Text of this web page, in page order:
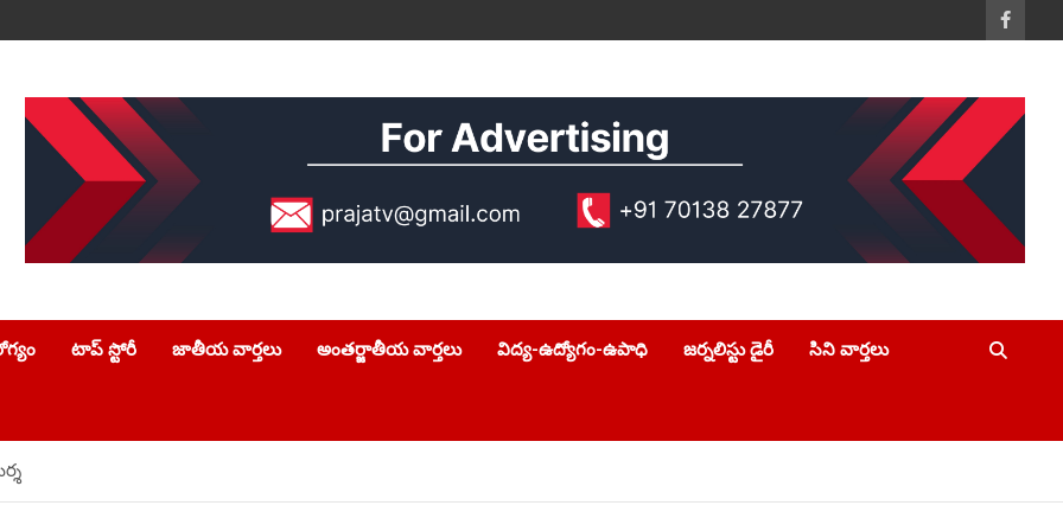
టాప్ స్టోరీ జాతీయ వార్తలు అంతర్జాతీయ వార్తలు విద్య-ఉద్యోగం-ఉపాధి జర్నలిస్టు డైరీ సిని వార్తలు